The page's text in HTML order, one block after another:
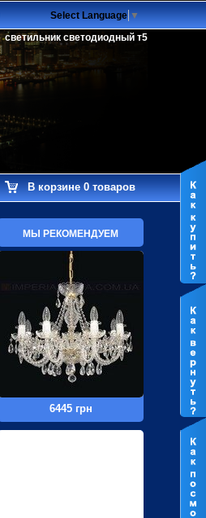
Select Language ▼
светильник светодиодный т5
В корзине 0 товаров
МЫ РЕКОМЕНДУЕМ
6445 грн